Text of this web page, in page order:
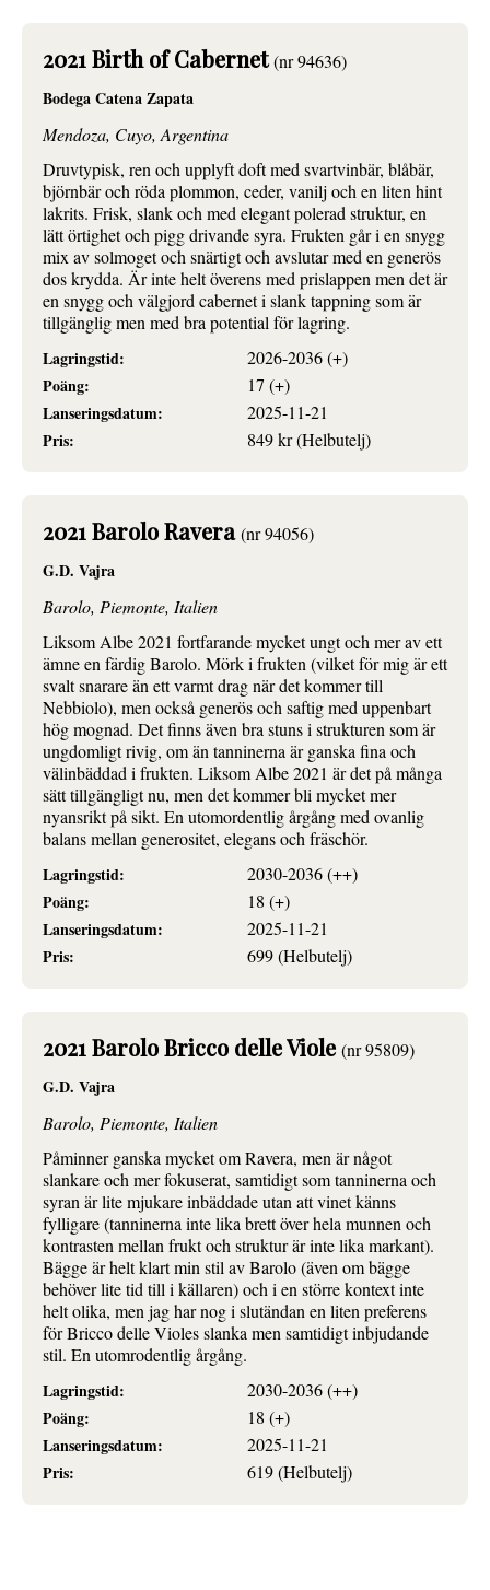
2021 Birth of Cabernet(nr 94636)
Bodega Catena Zapata
Mendoza, Cuyo, Argentina
Druvtypisk, ren och upplyft doft med svartvinbär, blåbär,
björnbär och röda plommon, ceder, vanilj och en liten hint
lakrits. Frisk, slank och med elegant polerad struktur, en
lätt örtighet och pigg drivande syra. Frukten går i en snygg
mix av solmoget och snärtigt och avslutar med en generös
dos krydda. Är inte helt överens med prislappen men det är
en snygg och välgjord cabernet i slank tappning som är
tillgänglig men med bra potential för lagring.
Lagringstid:
2026-2036 (+)
Poäng:
17 (+)
Lanseringsdatum:
2025-11-21
Pris:
849 kr (Helbutelj)
2021 Barolo Ravera(nr 94056)
G.D. Vajra
Barolo, Piemonte, Italien
Liksom Albe 2021 fortfarande mycket ungt och mer av ett
ämne en färdig Barolo. Mörk i frukten (vilket för mig är ett
svalt snarare än ett varmt drag när det kommer till
Nebbiolo), men också generös och saftig med uppenbart
hög mognad. Det finns även bra stuns i strukturen som är
ungdomligt rivig, om än tanninerna är ganska fina och
välinbäddad i frukten. Liksom Albe 2021 är det på många
sätt tillgängligt nu, men det kommer bli mycket mer
nyansrikt på sikt. En utomordentlig årgång med ovanlig
balans mellan generositet, elegans och fräschör.
Lagringstid:
2030-2036 (++)
Poäng:
18 (+)
Lanseringsdatum:
2025-11-21
Pris:
699 (Helbutelj)
2021 Barolo Bricco delle Viole (nr 95809)
G.D. Vajra
Barolo, Piemonte, Italien
Påminner ganska mycket om Ravera, men är något
slankare och mer fokuserat, samtidigt som tanninerna och
syran är lite mjukare inbäddade utan att vinet känns
fylligare (tanninerna inte lika brett över hela munnen och
kontrasten mellan frukt och struktur är inte lika markant).
Bägge är helt klart min stil av Barolo (även om bägge
behöver lite tid till i källaren) och i en större kontext inte
helt olika, men jag har nog i slutändan en liten preferens
för Bricco delle Violes slanka men samtidigt inbjudande
stil. En utomrodentlig årgång.
Lagringstid:
2030-2036 (++)
Poäng:
18 (+)
Lanseringsdatum:
2025-11-21
Pris:
619 (Helbutelj)